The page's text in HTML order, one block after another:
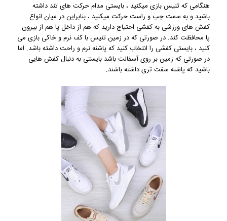
هنگامی که تنیس بازی میکنید ، بایستی مدام حرکت های تند داشته
باشید و به سمت چپ و راست حرکت میکنید ، بنابراین در میان انواع
کفش های ورزشی به کفشی احتیاج دارید که هم از داخل پا هم از بیرون
پا محافظت کند. در صورتی که در زمین تنیس با کف نرم و خاکی بازی می
کنید ، بایستی کفشی را انتخاب کنید که پاشنه نرم و راحت داشته باشد. اما
در صورتی که زمین بر روی آسفالت باشد بایستی به دنبال کفش هایی
باشید که پاشنه سفت تری داشته باشند.